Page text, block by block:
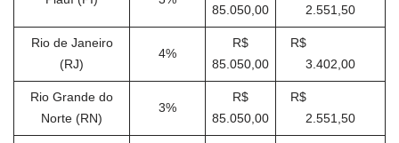
85.050,00
2.551,50
Rio de Janeiro
(RJ)
4%
R$
85.050,00
R$
3.402,00
Rio Grande do
Norte (RN)
3%
R$
85.050,00
R$
2.551,50